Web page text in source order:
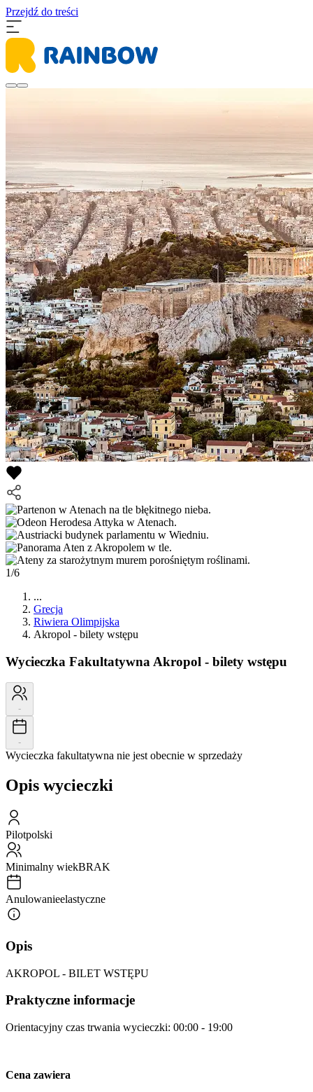
Przejdź do treści
1/6
...
Grecja
Riwiera Olimpijska
Akropol - bilety wstępu
Wycieczka Fakultatywna Akropol - bilety wstępu
-
-
Wycieczka fakultatywna nie jest obecnie w sprzedaży
Opis wycieczki
Pilotpolski
Minimalny wiekBRAK
Anulowanieelastyczne
Opis
AKROPOL - BILET WSTĘPU
Praktyczne informacje
Orientacyjny czas trwania wycieczki: 00:00 - 19:00
Cena zawiera